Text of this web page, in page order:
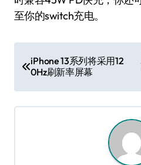
至你的switch充电。
章
导
航
iPhone 13系列将采用12
0Hz刷新率屏幕